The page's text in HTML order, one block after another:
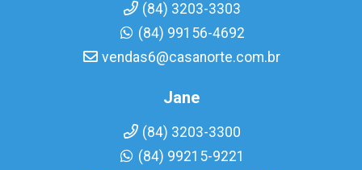
(84) 3203-3303
(84) 99156-4692
vendas6@casanorte.com.br
Jane
(84) 3203-3300
(84) 99215-9221